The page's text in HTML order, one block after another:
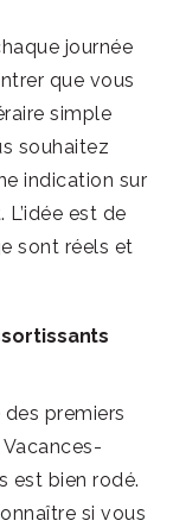
journée
que vous
simple
souhaitez
indication sur
est de
sont réels et
premiers
est bien rodé.
si vous